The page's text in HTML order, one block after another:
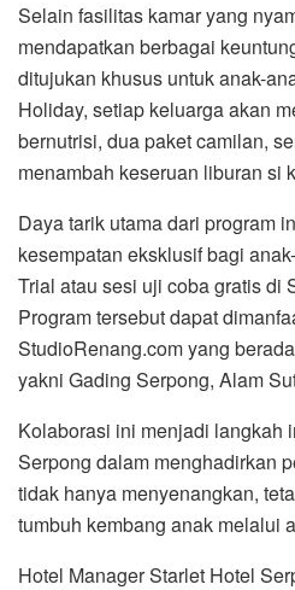
Selain fasilitas kamar yang
mendapatkan berbagai
ditujukan khusus untuk anak-
Holiday, setiap keluarga akan
bernutrisi, dua paket camilan,
menambah keseruan liburan si
Daya tarik utama dari program
kesempatan eksklusif bagi
Trial atau sesi uji coba gratis di
Program tersebut dapat
StudioRenang.com yang
yakni Gading Serpong, Alam
Kolaborasi ini menjadi langkah
Serpong dalam menghadirkan
tidak hanya menyenangkan,
tumbuh kembang anak melalui
Hotel Manager Starlet Hotel